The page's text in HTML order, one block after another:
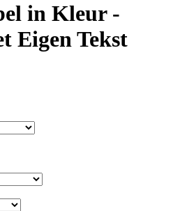
in Kleur -
Eigen Tekst